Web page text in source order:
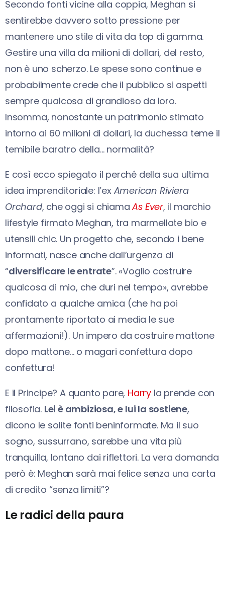
Secondo fonti vicine alla coppia, Meghan si
sentirebbe davvero sotto pressione per
mantenere uno stile di vita da top di gamma.
Gestire una villa da milioni di dollari, del resto,
non è uno scherzo. Le spese sono continue e
probabilmente crede che il pubblico si aspetti
sempre qualcosa di grandioso da loro.
Insomma, nonostante un patrimonio stimato
intorno ai 60 milioni di dollari, la duchessa teme il
temibile baratro della… normalità?
E così ecco spiegato il perché della sua ultima
idea imprenditoriale: l’ex American Riviera
Orchard, che oggi si chiamaAs Ever, il marchio
lifestyle firmato Meghan, tra marmellate bio e
utensili chic. Un progetto che, secondo i bene
informati, nasce anche dall’urgenza di
“diversificare le entrate”. «Voglio costruire
qualcosa di mio, che duri nel tempo», avrebbe
confidato a qualche amica (che ha poi
prontamente riportato ai media le sue
affermazioni!). Un impero da costruire mattone
dopo mattone… o magari confettura dopo
confettura!
E il Principe? A quanto pare, Harry la prende con
filosofia. Lei è ambiziosa, e lui la sostiene,
dicono le solite fonti beninformate. Ma il suo
sogno, sussurrano, sarebbe una vita più
tranquilla, lontano dai riflettori. La vera domanda
però è: Meghan sarà mai felice senza una carta
di credito “senza limiti”?
Le radici della paura